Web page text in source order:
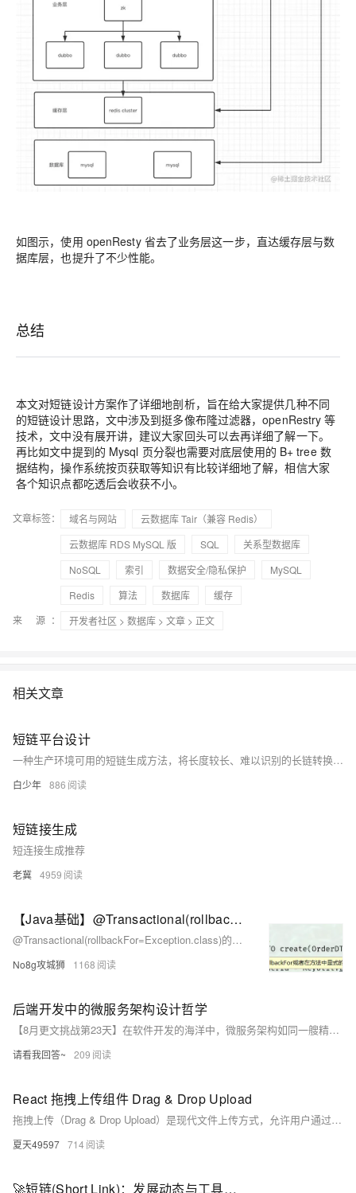
如图示，使用 openResty 省去了业务层这一步，直达缓存层与数
据库层，也提升了不少性能。
总结
本文对短链设计方案作了详细地剖析，旨在给大家提供几种不同
的短链设计思路，文中涉及到挺多像布隆过滤器，openRestry 等
技术，文中没有展开讲，建议大家回头可以去再详细了解一下。
再比如文中提到的 Mysql 页分裂也需要对底层使用的 B+ tree 数
据结构，操作系统按页获取等知识有比较详细地了解，相信大家
各个知识点都吃透后会收获不小。
文章标签： 域名与网站
云数据库 Tair（兼容 Redis）
云数据库 RDS MySQL 版
SQL
关系型数据库
NoSQL
索引 数据安全/隐私保护
MySQL
Redis
算法 数据库
缓存
来 源：
开发者社区 > 数据库 > 文章 > 正文
相关文章
短链平台设计
一种生产环境可用的短链生成方法，将长度较长、难以识别的长链转换成长度可控的短链，点击短链再跳转回长链的方法
白少年 886
短链接生成
短连接生成推荐
老冀 4959
【Java基础】@Transactional(rollbackFor=Exception.class)的使用
@Transactional(rollbackFor=Exception.class)的使用
No8g攻城狮 1168
后端开发中的微服务架构设计哲学
【8月更文挑战第23天】在软件开发的海洋中，微服务架构如同一艘精心设计的船只，它以独特的设计理念和航行技巧，引领着后端开发的未来。本文将探讨微服务的核心概念、设计原则以及如何将这些理念融入到日常的开发实践中，旨在为读者提供一套清晰的微服务设计指南。
请看我回答~ 209
React 拖拽上传组件 Drag & Drop Upload
拖拽上传（Drag & Drop Upload）是现代文件上传方式，允许用户通过简单拖拽操作将文件上传至网页。本文介绍如何在React应用中实现拖拽上传组件，涵盖HTML5拖放API、React状态管理、组件构建及常见问题解决。包括视觉反馈、文件类型和大小限制等优化措施，确保组件的用户体验和稳定性。
夏天49597 714
🚀短链(Short Link)：发展动态与工具推荐🚀